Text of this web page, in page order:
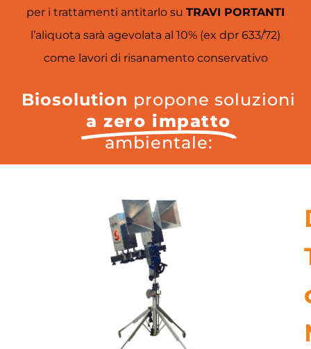
per i trattamenti antitarlo su TRAVI PORTANTI
l’aliquota sarà agevolata al 10% (ex dpr 633/72)
come lavori di risanamento conservativo
Biosolution propone soluzioni
a zero impatto
ambientale: